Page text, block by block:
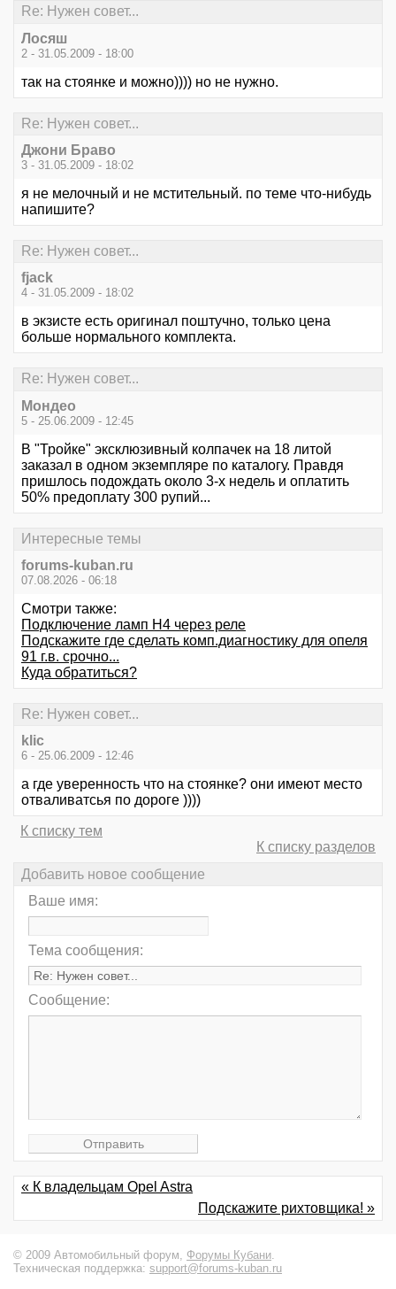
Re: Нужен совет...
Лосяш
2 - 31.05.2009 - 18:00
так на стоянке и можно)))) но не нужно.
Re: Нужен совет...
Джони Браво
3 - 31.05.2009 - 18:02
я не мелочный и не мстительный. по теме что-нибудь
напишите?
Re: Нужен совет...
fjack
4 - 31.05.2009 - 18:02
в экзисте есть оригинал поштучно, только цена
больше нормального комплекта.
Re: Нужен совет...
Мондео
5 - 25.06.2009 - 12:45
В "Тройке" эксклюзивный колпачек на 18 литой
заказал в одном экземпляре по каталогу. Правдя
пришлось подождать около 3-х недель и оплатить
50% предоплату 300 рупий...
Интересные темы
forums-kuban.ru
07.08.2026 - 06:18
Смотри также:
Подключение ламп H4 через реле
Подскажите где сделать комп.диагностику для опеля
91 г.в. срочно...
Куда обратиться?
Re: Нужен совет...
klic
6 - 25.06.2009 - 12:46
а где уверенность что на стоянке? они имеют место
отваливатсья по дороге ))))
К списку тем
К списку разделов
Добавить новое сообщение
Ваше имя:
Тема сообщения:
Сообщение:
« К владельцам Opel Astra
Подскажите рихтовщика! »
© 2009 Автомобильный форум, Форумы Кубани
Техническая поддержка: support@forums-kuban.ru